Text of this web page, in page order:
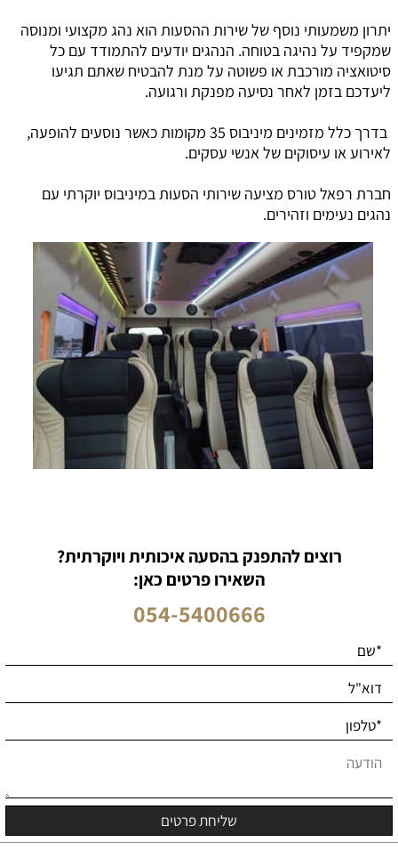
יתרון משמעותי נוסף שלשירות ההסעות הוא נהג מקצועי ומנוסה
שמקפיד על נהיגה בטוחה. הנהגים יודעים להתמודד עם כל
סיטואציה מורכבת או פשוטה על מנת להבטיח שאתם תגיעו
ליעדכם בזמן לאחר נסיעה מפנקת ורגועה.
בדרך כלל מזמינים מיניבוס 35 מקומות כאשר נוסעים להופעה,
לאירוע או עיסוקים של אנשי עסקים.
חברת רפאל טורס מציעה שירותי הסעות במיניבוס יוקרתי עם
נהגים נעימים וזהירים.
רוצים להתפנק בהסעה איכותית ויוקרתית?
השאירו פרטים כאן:
054-5400666